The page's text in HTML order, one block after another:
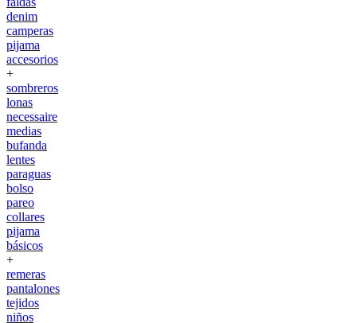
denim
camperas
pijama
accesorios
+
sombreros
lonas
necessaire
medias
bufanda
lentes
paraguas
bolso
pareo
collares
pijama
básicos
+
remeras
pantalones
tejidos
niños